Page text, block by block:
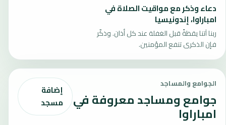
دعاء وذكر مع مواقيت الصلاة في
امباراوا، إندونيسيا
ربنا آتنا يقظةً قبل الغفلة عند كل أذان. وذكّر
فإن الذكرى تنفع المؤمنين.
الجوامع والمساجد
جوامع ومساجد معروفة في
امباراوا
إضافة
مسجد